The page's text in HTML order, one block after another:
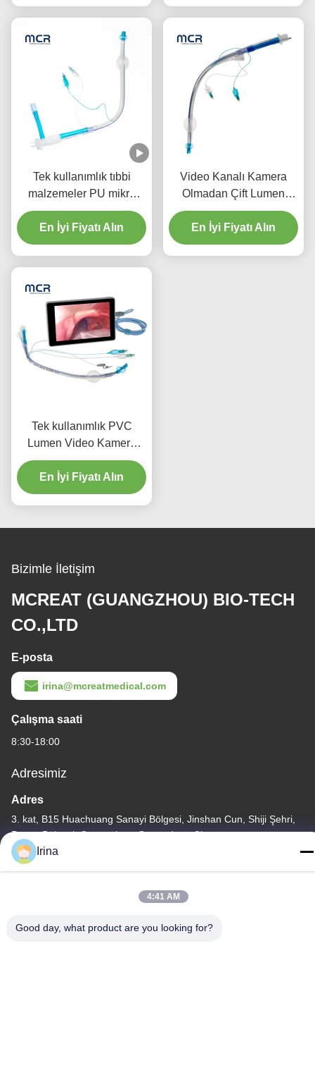
Tek kullanımlık tıbbi
malzemeler PU mikro
ince manşetli çift lümen
endotrakeal tüp
En İyi Fiyatı Alın
Video Kanalı Kamera
Olmadan Çift Lumen
Endobronşyal Tüp
En İyi Fiyatı Alın
Tek kullanımlık PVC
Lumen Video Kamera
Yetişkinler için
Endobronşyal Kanül
En İyi Fiyatı Alın
Bizimle İletişim
MCREAT (GUANGZHOU) BIO-TECH
CO.,LTD
E-posta
irina@mcreatmedical.com
Çalışma saati
8:30-18:00
Adresimiz
Adres
3. kat, B15 Huachuang Sanayi Bölgesi, Jinshan Cun, Shiji Şehri,
Panyu Bölgesi, Guangzhou, Guangdong Çin
Tel
Irina
4:41 AM
Good day, what product are you looking for?